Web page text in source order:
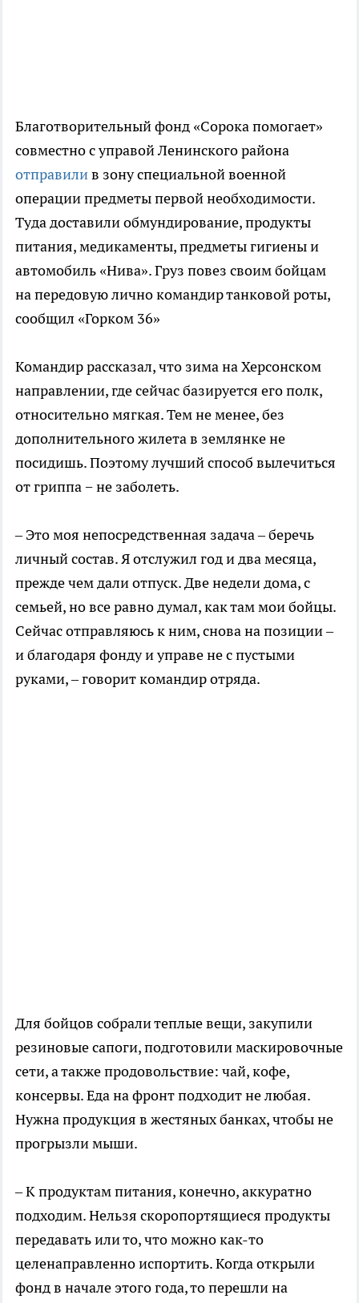
Благотворительный фонд «Сорока помогает»
совместно с управой Ленинского района
отправилив зону специальной военной
операции предметы первой необходимости.
Туда доставили обмундирование, продукты
питания, медикаменты, предметы гигиены и
автомобиль «Нива». Груз повез своим бойцам
на передовую лично командир танковой роты,
сообщил «Горком 36»
Командир рассказал, что зима на Херсонском
направлении, где сейчас базируется его полк,
относительно мягкая. Тем не менее, без
дополнительного жилета в землянке не
посидишь. Поэтому лучший способ вылечиться
от гриппа − не заболеть.
– Это моя непосредственная задача – беречь
личный состав. Я отслужил год и два месяца,
прежде чем дали отпуск. Две недели дома, с
семьей, но все равно думал, как там мои бойцы.
Сейчас отправляюсь к ним, снова на позиции –
и благодаря фонду и управе не с пустыми
руками, – говорит командир отряда.
Для бойцов собрали теплые вещи, закупили
резиновые сапоги, подготовили маскировочные
сети, а также продовольствие: чай, кофе,
консервы. Еда на фронт подходит не любая.
Нужна продукция в жестяных банках, чтобы не
прогрызли мыши.
– К продуктам питания, конечно, аккуратно
подходим. Нельзя скоропортящиеся продукты
передавать или то, что можно как-то
целенаправленно испортить. Когда открыли
фонд в начале этого года, то перешли на